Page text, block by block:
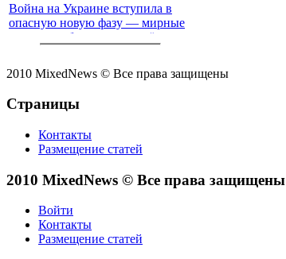
Война на Украине вступила в
опасную новую фазу — мирные
жители с обеих сторон всё чаще
2010 MixedNews © Все права защищены
Страницы
Контакты
Размещение статей
2010 MixedNews © Все права защищены
Войти
Контакты
Размещение статей